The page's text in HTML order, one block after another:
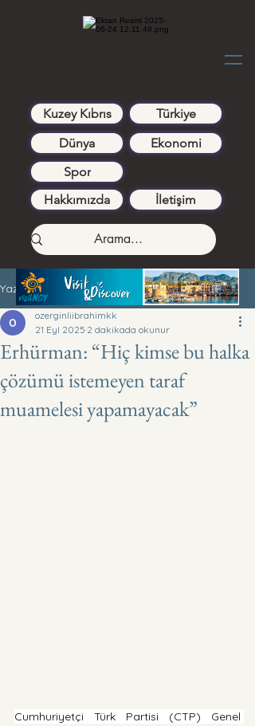
Kuzey Kıbrıs
Türkiye
Dünya
Ekonomi
Spor
Hakkımızda
İletişim
Yazı
Erhürman: “Hiç kimse bu halka
çözümü istemeyen taraf
muamelesi yapamayacak”
ozerginliibrahimkk
21 Eyl 2025 2 dakikada okunur
Cumhuriyetçi Türk Partisi (CTP) Genel